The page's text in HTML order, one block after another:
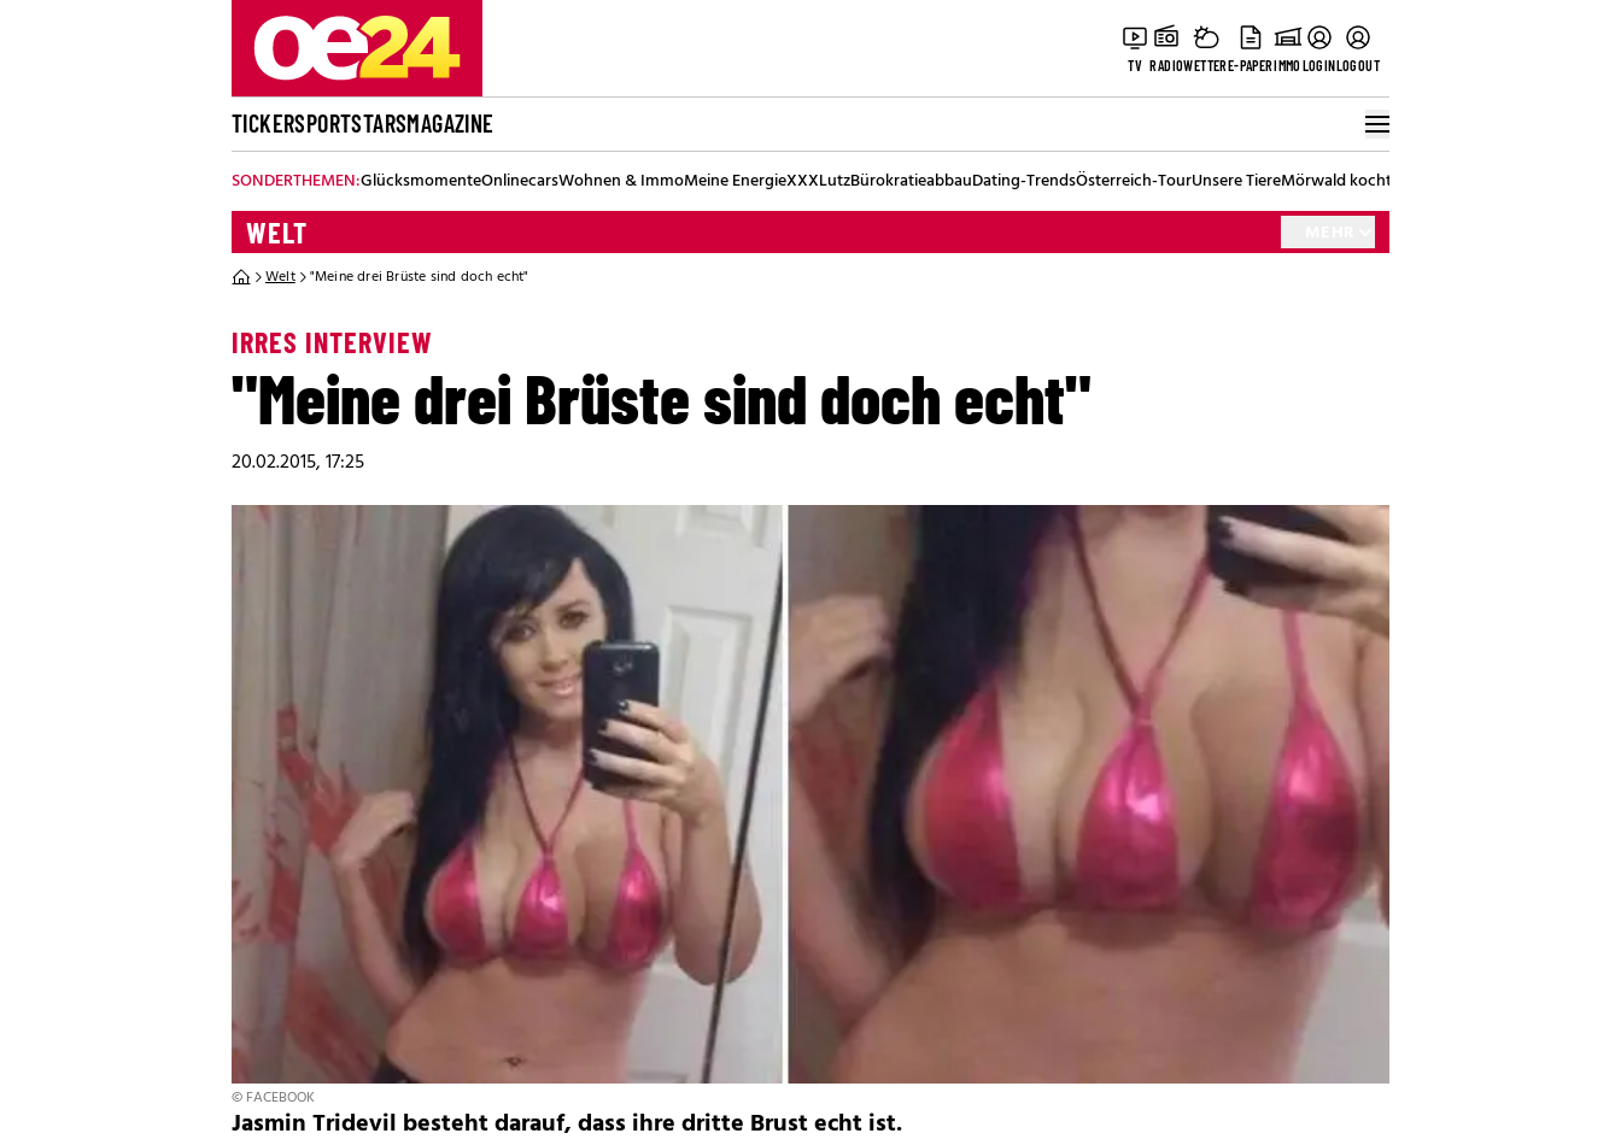
TV RADIOWETTERE-PAPERIMMOLOGINLOGOUT
TICKERSPORTSTARSMAGAZINE
SONDERTHEMEN:GlücksmomenteOnlinecarsWohnen & ImmoMeine EnergieXXXLutzBürokratieabbauDating-TrendsÖsterreich-TourUnsere TiereMörwald kocht
WELT
Welt "Meine drei Brüste sind doch echt"
IRRES INTERVIEW
"Meine drei Brüste sind doch echt"
20.02.2015, 17:25
© FACEBOOK
Jasmin Tridevil besteht darauf, dass ihre dritte Brust echt ist.